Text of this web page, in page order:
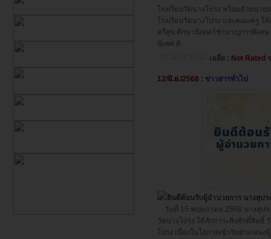
โรงเรียนวัดบางโปรง พร้อมด้วยนา
โรงเรียนวัดบางโปรง และคณะครู
ศรีสุข ศึกษานิเทศก์ชำนาญการพิเศษ
นิเทศ ติ
เฉลี่ย : Not Rated
12/มิ.ย./2568 : ข่าวสารทั่วไป
ยินดีต้อนรับผู้อำนวยการ นางสุป
วันที่ 15 พฤษภาคม 2568 นางสุปร
วัดบางโปรง ได้สักการะสิ่งศักดิ์สิทธิ์
โปรง เนื่องในโอกาสเข้ารับตำแหน่ง